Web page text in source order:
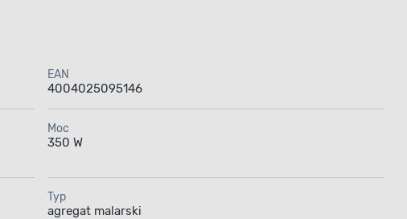
EAN
4004025095146
Moc
350 W
Typ
agregat malarski